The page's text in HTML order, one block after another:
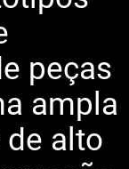
peças
ampla
alto